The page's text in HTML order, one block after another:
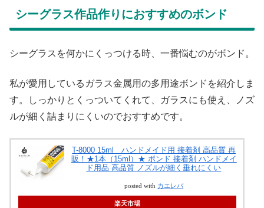
シーグラス作品作りにおすすめのボンド
シーグラスを何かにくっつける時、一番悩むのがボンド。
私が愛用しているガラス金属用の多用途ボンドを紹介しま
す。しっかりとくっついてくれて、ガラスにも使え、ノズ
ルが細く詰まりにくいのでおすすめです。
T-8000 15ml ハンドメイド用 接着剤 高品質 再
販！★1本（15ml）★ ボンド 接着剤 ハンドメイ
ド用品 高品質 ノズルが細く垂れにくい
posted with カエレバ
楽天市場